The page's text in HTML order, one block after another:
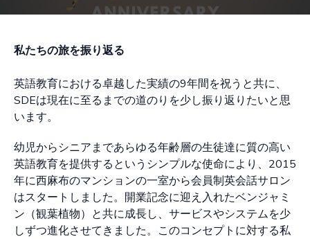
私たちの旅を振り返る
英語教育における卓越した実績の9年間を祝うと共に、
SDEは現在に至るまでの道のりを少し振り返りたいと思
います。
幼児からシニアまであらゆる年齢層の生徒達に質の高い
英語教育を提供するというシンプルな使命により、2015
年に西麻布のマンションの一室から会員制英会話サロン
はスタートしました。開業記念に迎え入れたベンジャミ
ン（観葉植物）と共に成長し、サービスやシステムを少
しずつ進化させてきました。このコンセプトに対する私